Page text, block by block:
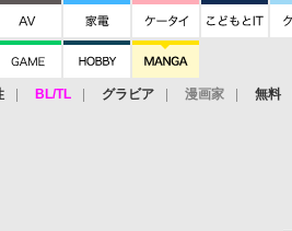
BL/TL グラビア 漫画家 無料